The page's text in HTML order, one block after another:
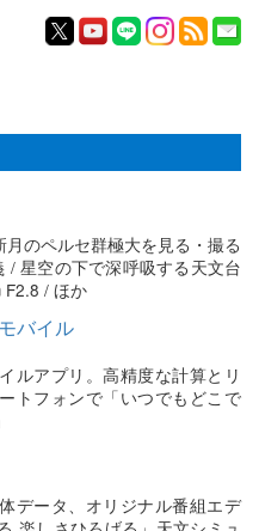
月のペルセ群極大を見る・撮る
/ 星空の下で深呼吸する天文台
F2.8 / ほか
バイル
ルアプリ。高精度な計算とリ
トフォンで「いつでもどこで
データ、オリジナル番組エデ